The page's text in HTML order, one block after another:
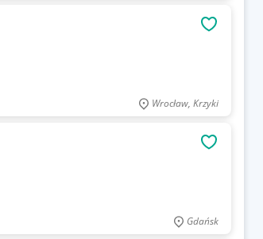
Wrocław, Krzyki
Gdańsk